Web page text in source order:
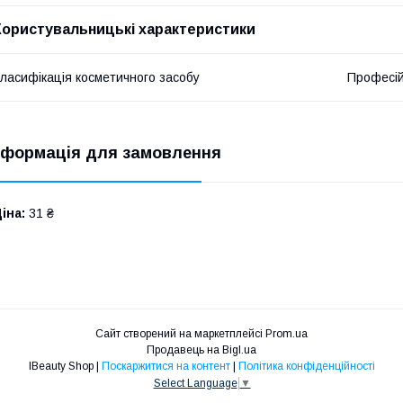
характеристики
косметичного засобу
для замовлення
31 ₴
Сайт створений на маркетплейсі Prom.ua
Продавець на Bigl.ua
IBeauty Shop | Поскаржитися на контент | Політика конфіденційності
Select Language ▼